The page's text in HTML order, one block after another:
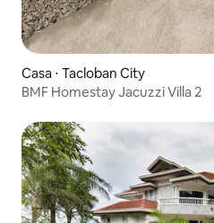
Casa ⋅ Tacloban City
BMF Homestay Jacuzzi Villa 2